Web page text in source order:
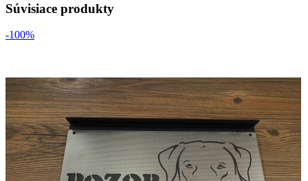
Súvisiace produkty
-100%